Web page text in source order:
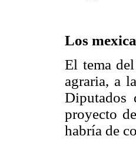
Los
El tema
agraria, a
Diputados
proyecto
habría de